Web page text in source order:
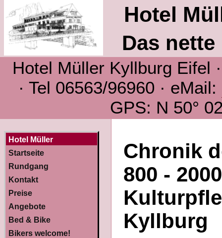
Hotel
Das
Hotel Müller Kyllburg Eifel
· Tel 06563/96960 · eMail:
GPS: N 50°
Hotel Müller
Startseite
Rundgang
Kontakt
Preise
Angebote
Bed & Bike
Bikers welcome!
Chronik
800 - 2000
Kyllburg